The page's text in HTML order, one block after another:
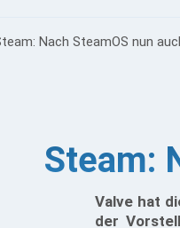
Nach SteamOS nun
Steam:
Valve hat
der